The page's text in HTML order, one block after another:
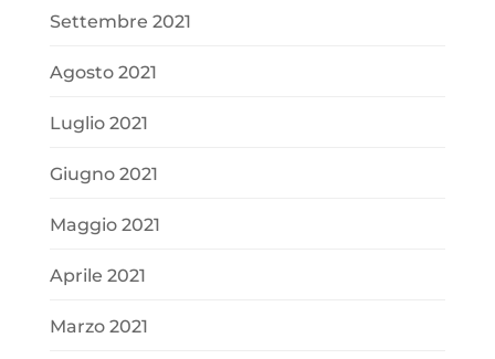
Settembre 2021
Agosto 2021
Luglio 2021
Giugno 2021
Maggio 2021
Aprile 2021
Marzo 2021